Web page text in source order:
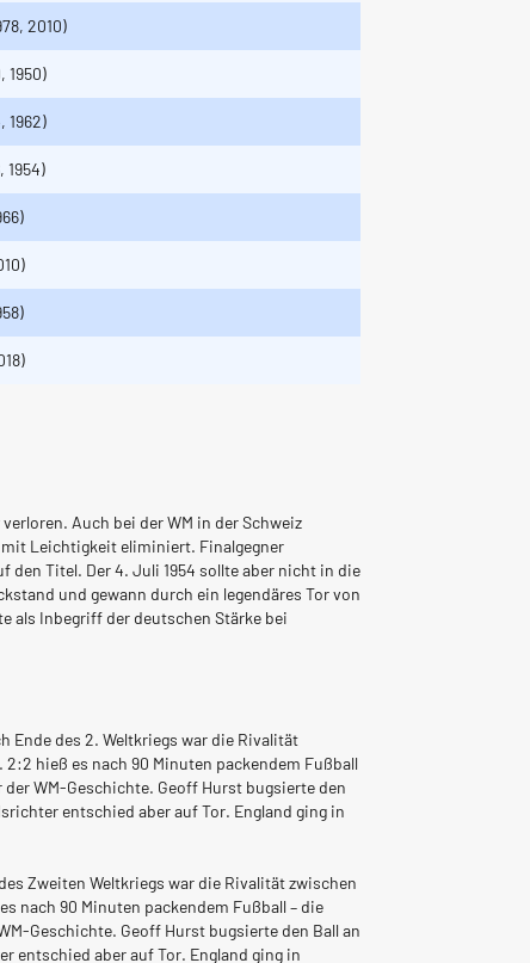
2010)
1950)
1962)
1954)
Auch bei der WM in der Schweiz
Leichtigkeit eliminiert. Finalgegner
den Titel. Der 4. Juli 1954 sollte aber nicht in die
und gewann durch ein legendäres Tor von
als Inbegriff der deutschen Stärke bei
Ende des 2. Weltkriegs war die Rivalität
hieß es nach 90 Minuten packendem Fußball
WM-Geschichte. Geoff Hurst bugsierte den
entschied aber auf Tor. England ging in
Zweiten Weltkriegs war die Rivalität zwischen
nach 90 Minuten packendem Fußball – die
Geschichte. Geoff Hurst bugsierte den Ball an
entschied aber auf Tor. England ging in